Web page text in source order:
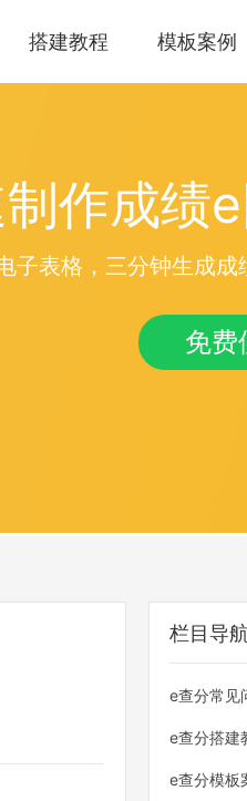
搭建教程 模板案例
作成绩
子表格，三分钟生成成
免费
栏目导航
e查分常见
e查分搭建
e查分模板